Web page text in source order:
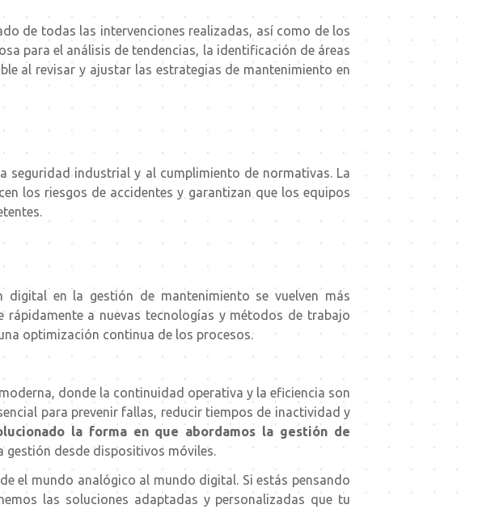
de todas las intervenciones realizadas, así como de los
para el análisis de tendencias, la identificación de áreas
al revisar y ajustar las estrategias de mantenimiento en
seguridad industrial y al cumplimiento de normativas. La
los riesgos de accidentes y garantizan que los equipos
en la gestión de mantenimiento se vuelven más
a nuevas tecnologías y métodos de trabajo
optimización continua de los procesos.
donde la continuidad operativa y la eficiencia son
para prevenir fallas, reducir tiempos de inactividad y
la forma en que abordamos la gestión de
desde dispositivos móviles.
el mundo analógico al mundo digital. Si estás pensando
las soluciones adaptadas y personalizadas que tu